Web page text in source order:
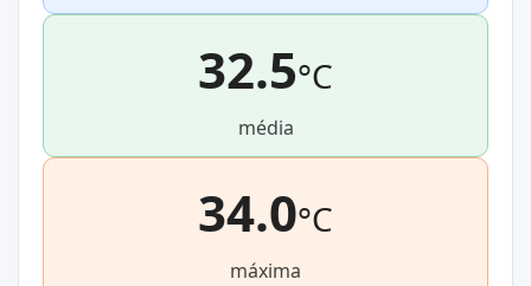
32.5°C
média
34.0°C
máxima